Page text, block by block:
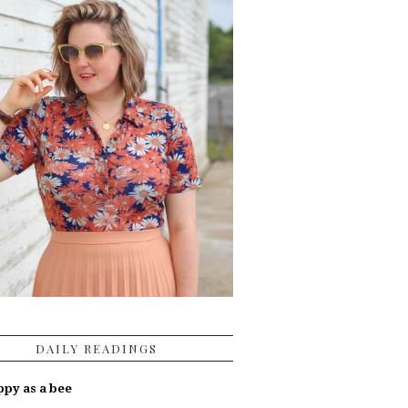
DAILY READINGS
as a bee